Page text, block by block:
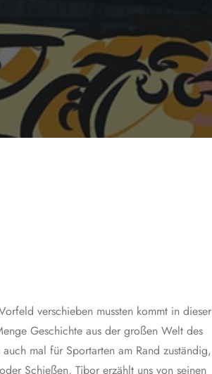
verschieben mussten kommt in dieser
Geschichte aus der großen Welt des
mal für Sportarten am Rand zuständig,
Schießen, Tibor erzählt uns von seinen